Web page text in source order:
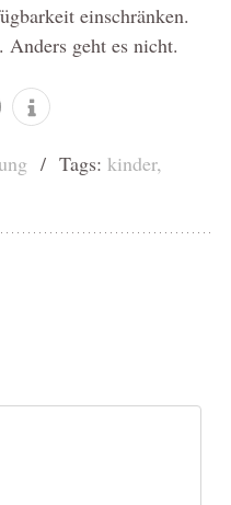
einschränken.
Anders geht es nicht.
/ Tags: kinder,